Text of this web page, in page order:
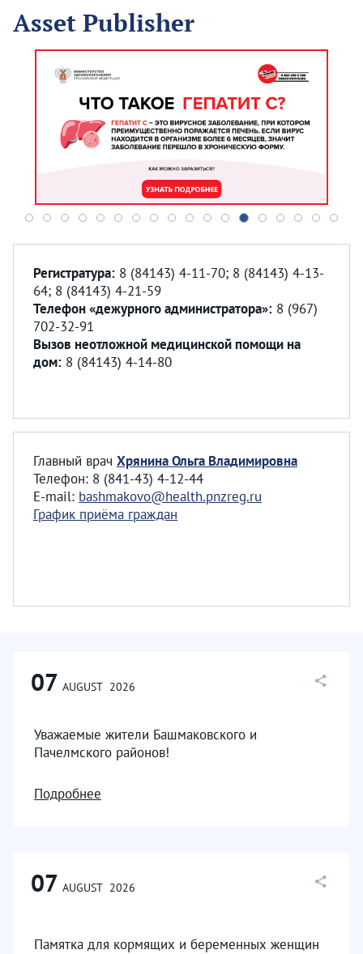
Asset Publisher
Регистратура: 8 (84143) 4-11-70; 8 (84143) 4-13-
64; 8 (84143) 4-21-59
Телефон «дежурного администратора»: 8 (967)
702-32-91
Вызов неотложной медицинской помощи на
дом: 8 (84143) 4-14-80
Главный врач Хрянина Ольга Владимировна
Телефон: 8 (841-43) 4-12-44
E-mail: bashmakovo@health.pnzreg.ru
График приёма граждан
07 AUGUST 2026
Уважаемые жители Башмаковского и
Пачелмского районов!
Подробнее
07 AUGUST 2026
Памятка для кормящих и беременных женщин